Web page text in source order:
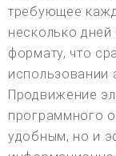
требующее
несколько
формату, что
использовании
Продвижение
программного
удобным, но и